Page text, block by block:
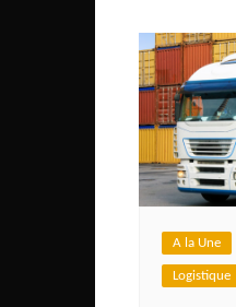
A la Une
Logistique